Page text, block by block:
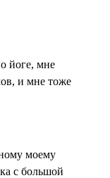
йоге, мне
и мне тоже
моему
с большой